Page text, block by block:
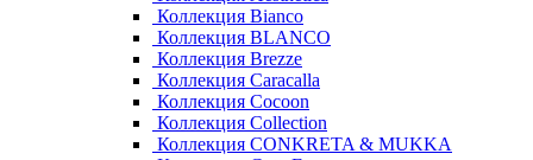
Коллекция Bianco
Коллекция BLANCO
Коллекция Brezze
Коллекция Caracalla
Коллекция Cocoon
Коллекция Collection
Коллекция CONKRETA & MUKKA